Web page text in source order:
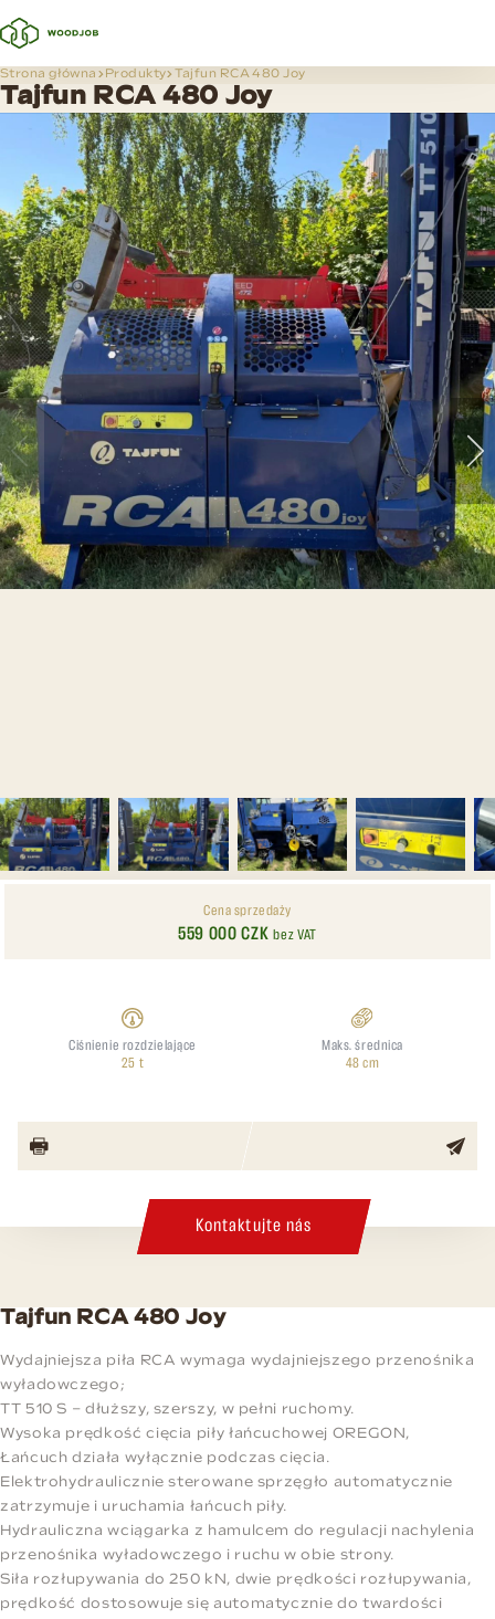
Strona główna Produkty Tajfun RCA 480 Joy
Tajfun RCA 480 Joy
Cena sprzedaży
559 000 CZKbez VAT
Ciśnienie rozdzielające
25 t
Maks. średnica
48 cm
Kontaktujte nás
Tajfun RCA 480 Joy
Wydajniejsza piła RCA wymaga wydajniejszego przenośnika
wyładowczego;
TT 510 S – dłuższy, szerszy, w pełni ruchomy.
Wysoka prędkość cięcia piły łańcuchowej OREGON,
Łańcuch działa wyłącznie podczas cięcia.
Elektrohydraulicznie sterowane sprzęgło automatycznie
zatrzymuje i uruchamia łańcuch piły.
Hydrauliczna wciągarka z hamulcem do regulacji nachylenia
przenośnika wyładowczego i ruchu w obie strony.
Siła rozłupywania do 250 kN, dwie prędkości rozłupywania,
prędkość dostosowuje się automatycznie do twardości